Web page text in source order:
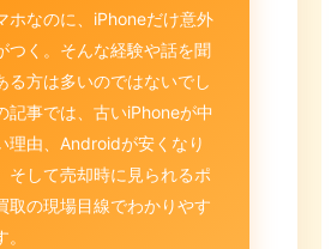
ホなのに、iPhoneだけ意外
つく。そんな経験や話を聞
る方は多いのではないでし
記事では、古いiPhoneが中
理由、Androidが安くなり
そして売却時に見られるポ
取の現場目線でわかりやす